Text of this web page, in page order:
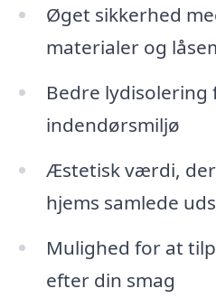
Øget sikkerhed
materialer og
Bedre
indendørsmiljø
Æstetisk værdi,
hjems samlede
Mulighed for at
efter din smag